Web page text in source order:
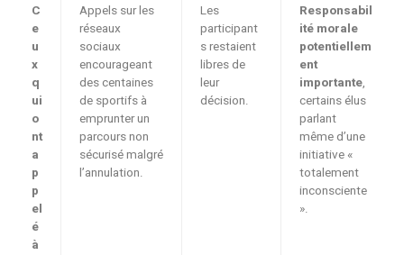
C
e
u
x
q
ui
o
nt
a
p
p
el
é
à
Appels sur les
réseaux
sociaux
encourageant
des centaines
de sportifs à
emprunter un
parcours non
sécurisé malgré
l’annulation.
Les
participant
s restaient
libres de
leur
décision.
Responsabil
ité morale
potentiellem
ent
importante,
certains élus
parlant
même d’une
initiative «
totalement
inconsciente
».